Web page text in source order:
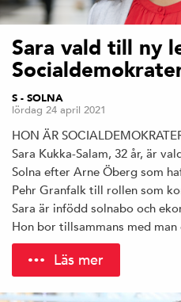
Sara vald till ny
S - SOLNA
lördag 24 april 2021
HON ÄR
Sara Kukka-Salam, 32 år, är
Solna efter Arne Öberg som
Pehr Granfalk till rollen som
Sara är infödd solnabo och
Hon bor tillsammans med
Läs mer